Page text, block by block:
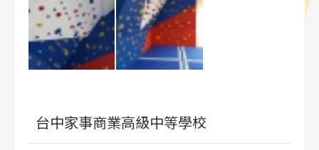
台中家事商業高級中等學校